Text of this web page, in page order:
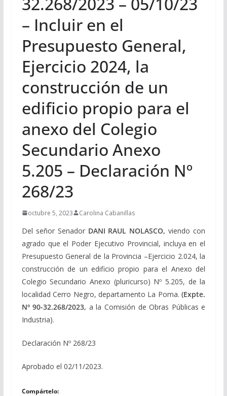
– Incluir en el
Presupuesto General,
Ejercicio 2024, la
construcción de un
edificio propio para el
anexo del Colegio
Secundario Anexo
5.205 – Declaración Nº
268/23
octubre 5, 2023 Carolina Cabanillas
Del señor Senador DANI RAUL NOLASCO, viendo con
agrado que el Poder Ejecutivo Provincial, incluya en el
Presupuesto General de la Provincia –Ejercicio 2.024, la
construcción de un edificio propio para el Anexo del
Colegio Secundario Anexo (pluricurso) Nº 5.205, de la
localidad Cerro Negro, departamento La Poma.(Expte.
Nº 90-32.268/2023, a la Comisión de Obras Públicas e
Industria).
Declaración Nº 268/23
Aprobado el 02/11/2023.
Compártelo: